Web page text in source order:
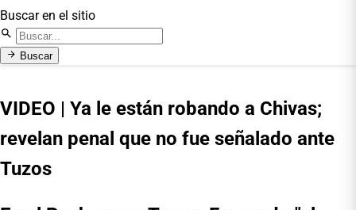
Buscar en el sitio
Buscar
VIDEO | Ya le están robando a Chivas;
revelan penal que no fue señalado ante
Tuzos